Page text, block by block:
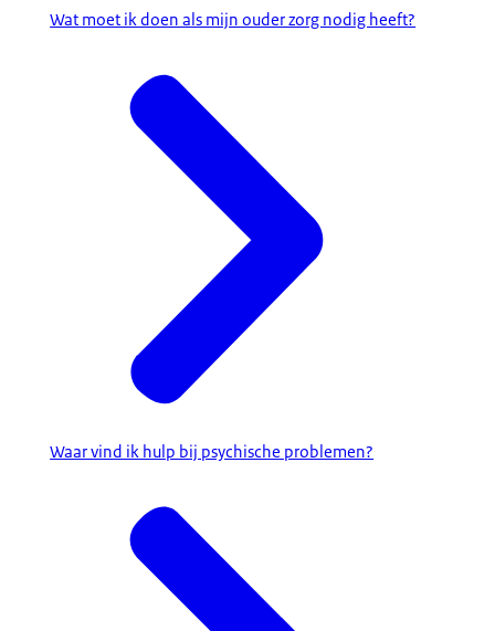
Wat moet ik doen als mijn ouder zorg nodig heeft?
Waar vind ik hulp bij psychische problemen?